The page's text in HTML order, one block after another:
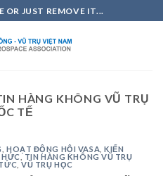
OR JUST REMOVE IT...
HÀNG KHÔNG VŨ TRỤ
TẾ
HOẠT ĐỘNG HỘI VASA ,KIẾN
, TIN HÀNG KHÔNG VŨ TRỤ
,VŨ TRỤ HỌC